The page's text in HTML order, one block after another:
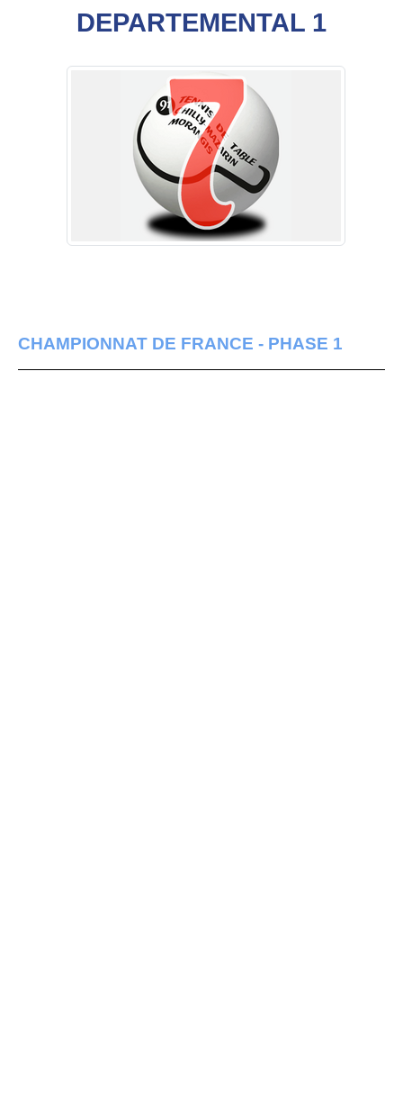
DEPARTEMENTAL 1
CHAMPIONNAT DE FRANCE - PHASE 1